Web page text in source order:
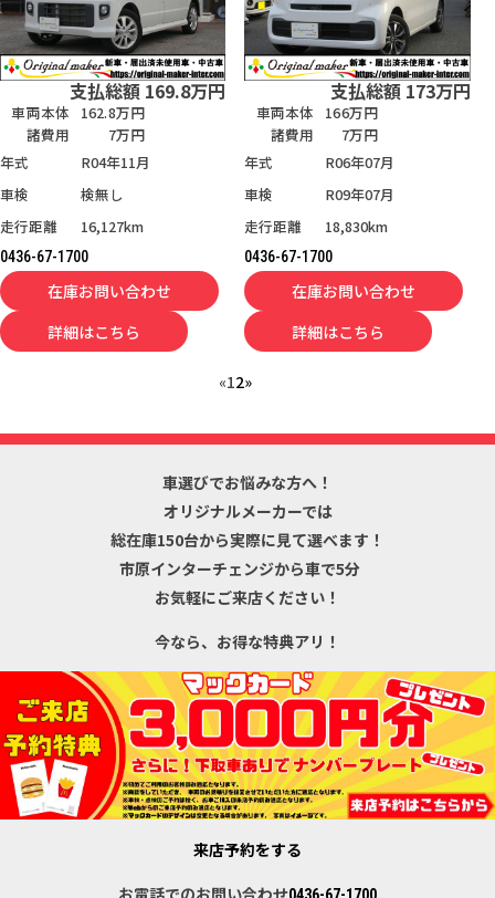
支払総額 169.8万円
車両本体
162.8万円
諸費用
7万円
年式
R04年11月
車検
検無し
走行距離
16,127km
0436-67-1700
在庫お問い合わせ
詳細はこちら
支払総額 173万円
車両本体
166万円
諸費用
7万円
年式
R06年07月
車検
R09年07月
走行距離
18,830km
0436-67-1700
在庫お問い合わせ
詳細はこちら
«12»
車選びでお悩みな方へ！
オリジナルメーカーでは
総在庫150台から実際に見て選べます！
市原インターチェンジから車で5分
お気軽にご来店ください！
今なら、お得な特典アリ！
来店予約をする